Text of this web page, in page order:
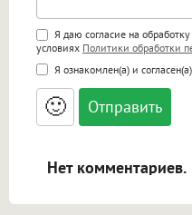
Поддержка HTML
<b>, <strong>, <u>,
<small>, <sup>,
<blockquote>, <code>
адреса URL
ссылками, и
Я даю согласие на
условиях Политики обработки
Я ознакомлен(а) и
🙂
Нет комментариев.